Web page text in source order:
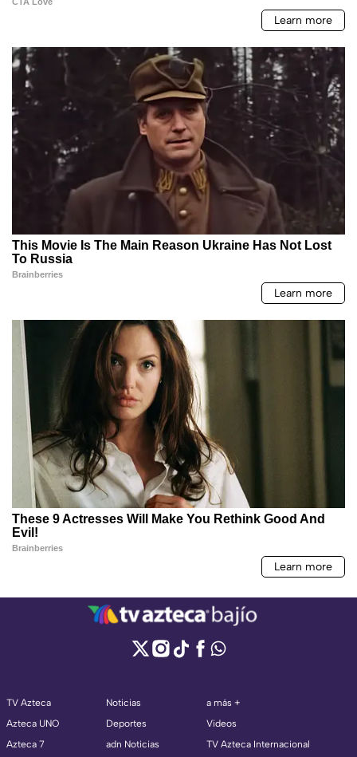
TV Azteca
Azteca UNO
Azteca 7
Noticias
Deportes
adn Noticias
a más +
Videos
TV Azteca Internacional